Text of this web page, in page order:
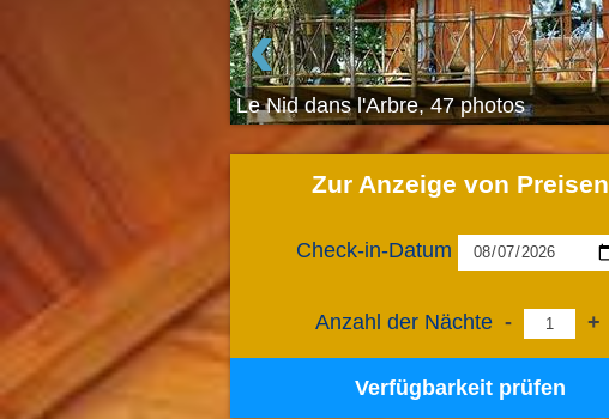
‹
Le Nid dans l'Arbre, 47 photos
Zur Anzeige von Preisen
Check-in-Datum
Anzahl der Nächte - +
Verfügbarkeit prüfen